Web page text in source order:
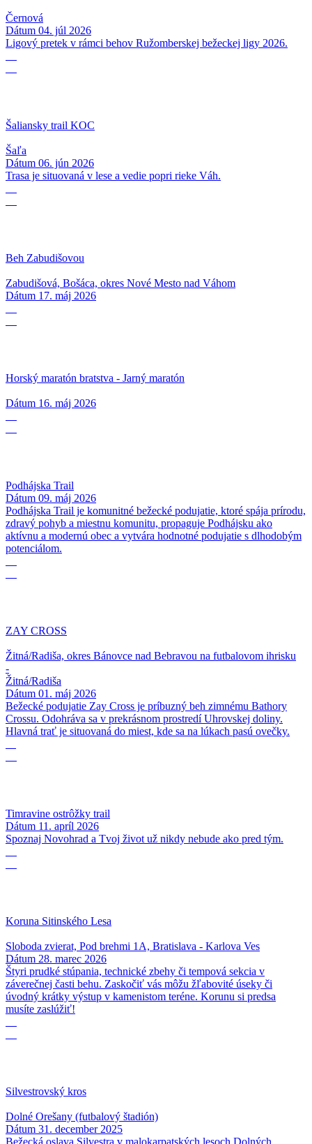
Černová
Dátum 04. júl 2026
Ligový pretek v rámci behov Ružomberskej bežeckej ligy 2026.
Šaliansky trail KOC
Šaľa
Dátum 06. jún 2026
Trasa je situovaná v lese a vedie popri rieke Váh.
Beh Zabudišovou
Zabudišová, Bošáca, okres Nové Mesto nad Váhom
Dátum 17. máj 2026
Horský maratón bratstva - Jarný maratón
Dátum 16. máj 2026
Podhájska Trail
Dátum 09. máj 2026
Podhájska Trail je komunitné bežecké podujatie, ktoré spája prírodu,
zdravý pohyb a miestnu komunitu, propaguje Podhájsku ako
aktívnu a modernú obec a vytvára hodnotné podujatie s dlhodobým
potenciálom.
ZAY CROSS
Žitná/Radiša, okres Bánovce nad Bebravou na futbalovom ihrisku
-
Žitná/Radiša
Dátum 01. máj 2026
Bežecké podujatie Zay Cross je príbuzný beh zimnému Bathory
Crossu. Odohráva sa v prekrásnom prostredí Uhrovskej doliny.
Hlavná trať je situovaná do miest, kde sa na lúkach pasú ovečky.
Timravine ostrôžky trail
Dátum 11. apríl 2026
Spoznaj Novohrad a Tvoj život už nikdy nebude ako pred tým.
Koruna Sitinského Lesa
Sloboda zvierat, Pod brehmi 1A, Bratislava - Karlova Ves
Dátum 28. marec 2026
Štyri prudké stúpania, technické zbehy či tempová sekcia v
záverečnej časti behu. Zaskočiť vás môžu žľabovité úseky či
úvodný krátky výstup v kamenistom teréne. Korunu si predsa
musíte zaslúžiť!
Silvestrovský kros
Dolné Orešany (futbalový štadión)
Dátum 31. december 2025
Bežecká oslava Silvestra v malokarpatských lesoch Dolných